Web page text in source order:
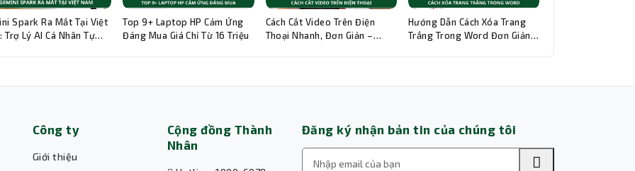
Spark Ra Mắt Tại Việt
Trợ Lý AI Cá Nhân Tự
Top 9+ Laptop HP Cảm Ứng
Đáng Mua Giá Chỉ Từ 16 Triệu
Cách Cắt Video Trên Điện
Thoại Nhanh, Đơn Giản –
Hướng Dẫn Cách Xóa Trang
Trắng Trong Word Đơn Giản,
Công ty
Giới thiệu
Cộng đồng Thành
Nhân
Đăng ký nhận bản tin của chúng tôi